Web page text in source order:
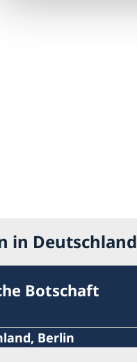
in Deutschland
Botschaft
Berlin